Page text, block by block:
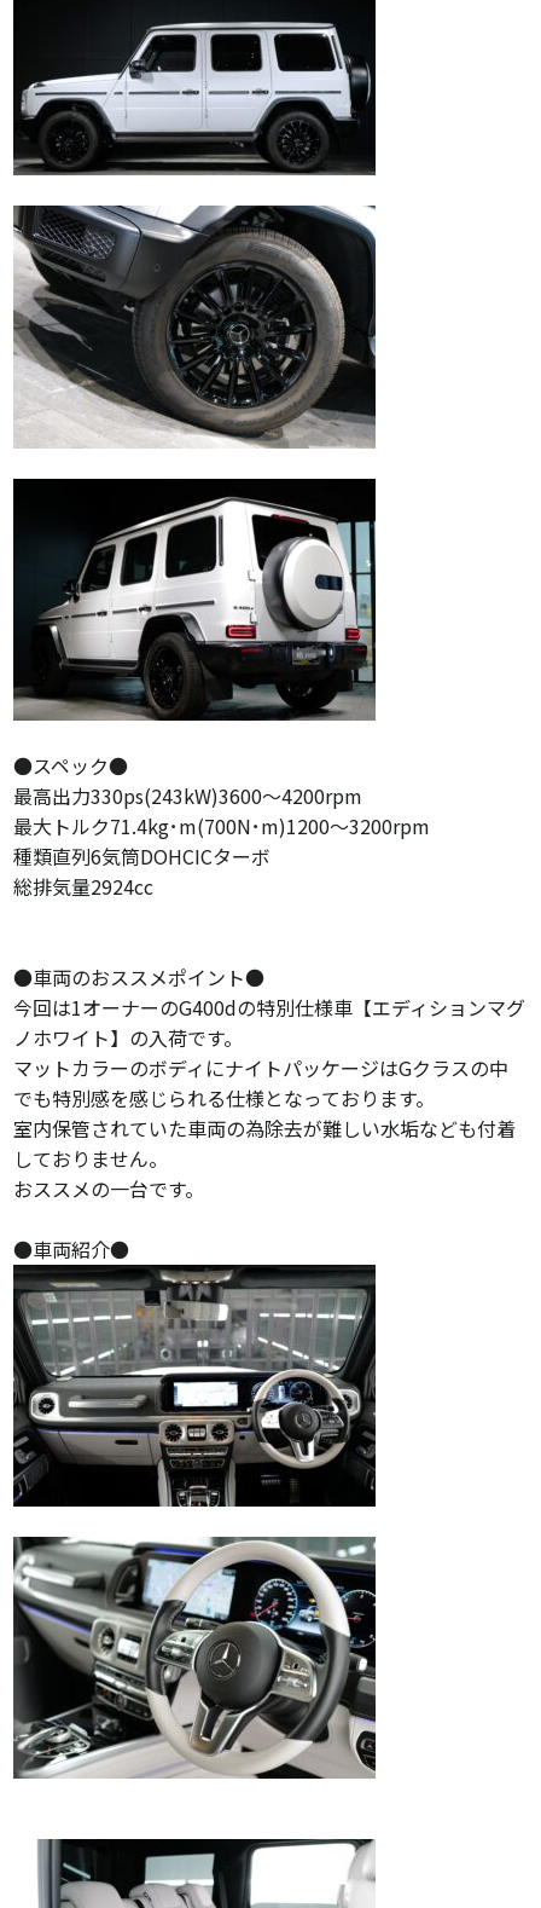
●スペック●
最高出力330ps(243kW)3600～4200rpm
最大トルク71.4kg･m(700N･m)1200～3200rpm
種類直列6気筒DOHCICターボ
総排気量2924cc
●車両のおススメポイント●
今回は1オーナーのG400dの特別仕様車【エディションマグ
ノホワイト】の入荷です。
マットカラーのボディにナイトパッケージはGクラスの中
でも特別感を感じられる仕様となっております。
室内保管されていた車両の為除去が難しい水垢なども付着
しておりません。
おススメの一台です。
●車両紹介●